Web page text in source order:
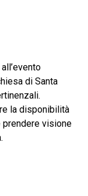
di Santa
la disponibilità
visione